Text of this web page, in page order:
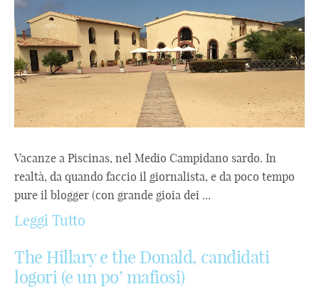
Vacanze a Piscinas, nel Medio Campidano sardo. In
realtà, da quando faccio il giornalista, e da poco tempo
pure il blogger (con grande gioia dei ...
Leggi Tutto
The Hillary e the Donald, candidati
logori (e un po’ mafiosi)